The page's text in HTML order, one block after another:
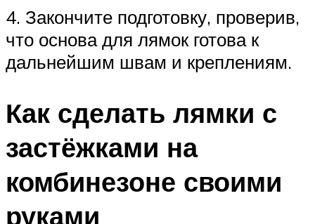
4. Закончите подготовку, проверив,
что основа для лямок готова к
дальнейшим швам и креплениям.
Как сделать лямки с
застёжками на
комбинезоне своими
руками